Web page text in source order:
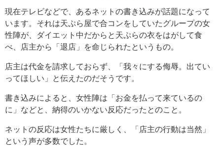
現在テレビなどで、あるネットの書き込みが話題になって
います。それは天ぷら屋で合コンをしていたグループの女
性陣が、ダイエット中だからと天ぷらの衣をはがして食
べ、店主から「退店」を命じられたというもの。
店主は代金を請求しておらず、「我々にする侮辱。出てい
ってほしい」と伝えたのだそうです。
書き込みによると、女性陣は「お金を払って来ているの
に」などと、納得のいかない反応だったとのこと。
ネットの反応は女性たちに厳しく、「店主の行動は当然」
という声が多数でした。